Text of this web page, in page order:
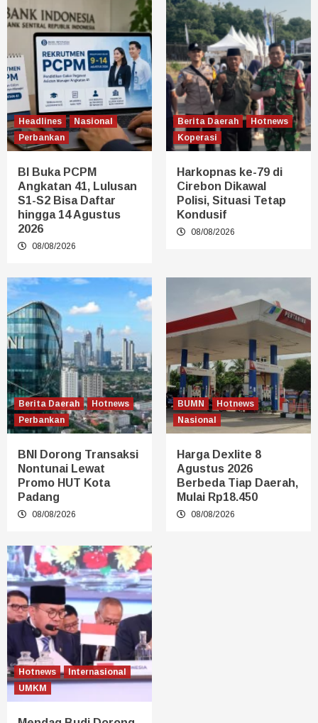
Headlines
Nasional
Perbankan
BI Buka PCPM
Angkatan 41, Lulusan
S1-S2 Bisa Daftar
hingga 14 Agustus
2026
08/08/2026
Berita Daerah
Hotnews
Koperasi
Harkopnas ke-79 di
Cirebon Dikawal
Polisi, Situasi Tetap
Kondusif
08/08/2026
Berita Daerah
Hotnews
Perbankan
BNI Dorong Transaksi
Nontunai Lewat
Promo HUT Kota
Padang
08/08/2026
BUMN
Hotnews
Nasional
Harga Dexlite 8
Agustus 2026
Berbeda Tiap Daerah,
Mulai Rp18.450
08/08/2026
Hotnews
Internasional
UMKM